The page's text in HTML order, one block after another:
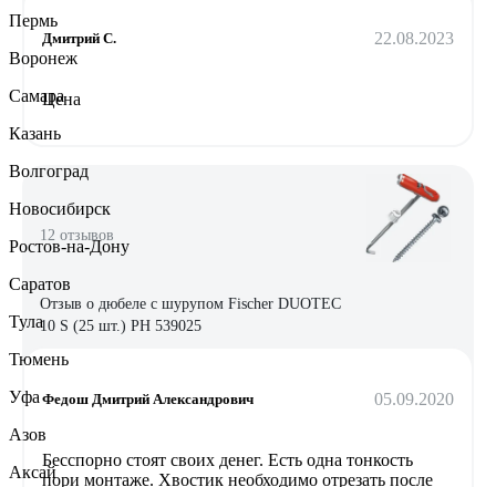
Дмитрий С. 22.08.2023
Цена
12 отзывов
Отзыв о дюбеле с шурупом Fischer DUOTEC
10 S (25 шт.) PH 539025
Федош Дмитрий Александрович 05.09.2020
Бесспорно стоят своих денег. Есть одна тонкость
пори монтаже. Хвостик необходимо отрезать после
Пермь
Воронеж
Самара
Казань
Волгоград
Новосибирск
Ростов-на-Дону
Саратов
Тула
Тюмень
Уфа
Азов
Аксай